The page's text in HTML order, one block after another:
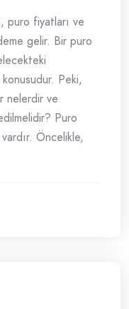
puro fiyatları ve
gelir. Bir puro
Peki,
nelerdir ve
Puro
Öncelikle,